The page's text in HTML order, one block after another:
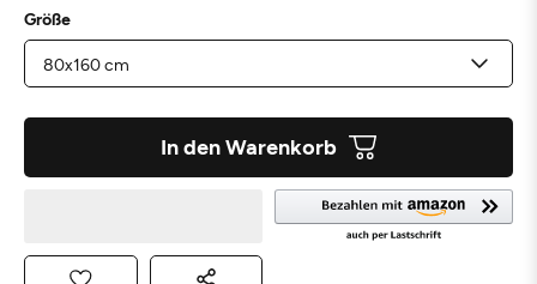
Größe
In den Warenkorb